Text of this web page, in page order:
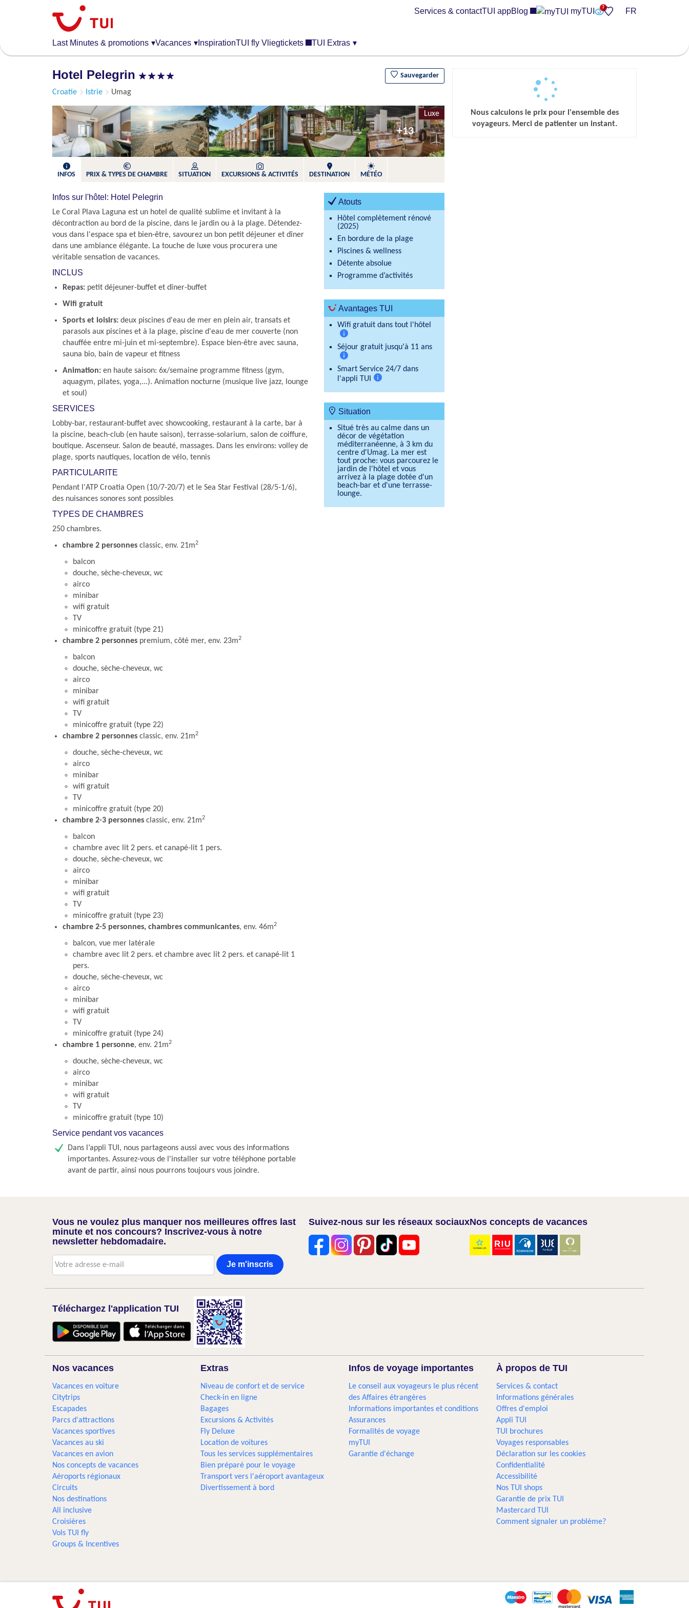
Last Minutes & promotions ▾Vacances ▾ InspirationTUI fly Vliegtickets TUI Extras ▾
Services & contactTUI appBlog myTUI FR
Hotel Pelegrin Sauvegarder
Croatie Istrie Umag
Luxe
+13
INFOS PRIX & TYPES DE CHAMBRE SITUATION EXCURSIONS & ACTIVITÉS​ DESTINATION MÉTÉO
Infos sur l'hôtel: Hotel Pelegrin
Le Coral Plava Laguna est un hotel de qualité sublime et invitant à la
décontraction au bord de la piscine, dans le jardin ou à la plage. Détendez-
vous dans l'espace spa et bien-être, savourez un bon petit déjeuner et dîner
dans une ambiance élégante. La touche de luxe vous procurera une
véritable sensation de vacances.
INCLUS
Repas: petit déjeuner-buffet et dîner-buffet
Wifi gratuit
Sports et loisirs: deux piscines d'eau de mer en plein air, transats et
parasols aux piscines et à la plage, piscine d'eau de mer couverte (non
chauffée entre mi-juin et mi-septembre). Espace bien-être avec sauna,
sauna bio, bain de vapeur et fitness
Animation: en haute saison: 6x/semaine programme fitness (gym,
aquagym, pilates, yoga,...). Animation nocturne (musique live jazz, lounge
et soul)
SERVICES
Lobby-bar, restaurant-buffet avec showcooking, restaurant à la carte, bar à
la piscine, beach-club (en haute saison), terrasse-solarium, salon de coiffure,
boutique. Ascenseur. Salon de beauté, massages. Dans les environs: volley de
plage, sports nautiques, location de vélo, tennis
PARTICULARITE
Pendant l'ATP Croatia Open (10/7-20/7) et le Sea Star Festival (28/5-1/6),
des nuisances sonores sont possibles
TYPES DE CHAMBRES
250 chambres.
chambre 2 personnes classic, env. 21m2
balcon
douche, sèche-cheveux, wc
airco
minibar
wifi gratuit
TV
minicoffre gratuit (type 21)
chambre 2 personnes premium, côté mer, env. 23m2
balcon
douche, sèche-cheveux, wc
airco
minibar
wifi gratuit
TV
minicoffre gratuit (type 22)
chambre 2 personnes classic, env. 21m2
douche, sèche-cheveux, wc
airco
minibar
wifi gratuit
TV
minicoffre gratuit (type 20)
chambre 2-3 personnes classic, env. 21m2
balcon
chambre avec lit 2 pers. et canapé-lit 1 pers.
douche, sèche-cheveux, wc
airco
minibar
wifi gratuit
TV
minicoffre gratuit (type 23)
chambre 2-5 personnes, chambres communicantes, env. 46m2
balcon, vue mer latérale
chambre avec lit 2 pers. et chambre avec lit 2 pers. et canapé-lit 1
pers.
douche, sèche-cheveux, wc
airco
minibar
wifi gratuit
TV
minicoffre gratuit (type 24)
chambre 1 personne, env. 21m2
douche, sèche-cheveux, wc
airco
minibar
wifi gratuit
TV
minicoffre gratuit (type 10)
Service pendant vos vacances
Dans l’appli TUI, nous partageons aussi avec vous des informations
importantes. Assurez-vous de l'installer sur votre téléphone portable
avant de partir, ainsi nous pourrons toujours vous joindre.
Atouts
Hôtel complètement rénové
(2025)
En bordure de la plage
Piscines & wellness
Détente absolue
Programme d’activités
Avantages TUI
Wifi gratuit dans tout l'hôtel
Plus
d'informations
Séjour gratuit jusqu'à 11 ans
Plus
d'informations
Smart Service 24/7 dans
l'appli TUI
Situation
Situé très au calme dans un
décor de végétation
méditerranéenne, à 3 km du
centre d'Umag. La mer est
tout proche: vous parcourez le
jardin de l'hôtel et vous
arrivez à la plage dotée d'un
beach-bar et d'une terrasse-
lounge.
Nous calculons le prix pour l'ensemble des
voyageurs. Merci de patienter un instant.
Vous ne voulez plus manquer nos meilleures offres last
minute et nos concours? Inscrivez-vous à notre
newsletter hebdomadaire.
Je m'inscris
Suivez-nous sur les réseaux sociauxNos concepts de vacances
Téléchargez l'application TUI
Nos vacances
Vacances en voiture
Citytrips
Escapades
Parcs d'attractions
Vacances sportives
Vacances au ski
Vacances en avion
Nos concepts de vacances
Aéroports régionaux
Circuits
Nos destinations
All inclusive
Croisières
Vols TUI fly
Groups & Incentives
Extras
Niveau de confort et de service
Check-in en ligne
Bagages
Excursions & Activités
Fly Deluxe
Location de voitures
Tous les services supplémentaires
Bien préparé pour le voyage
Transport vers l'aéroport avantageux
Divertissement à bord
Infos de voyage importantes
Le conseil aux voyageurs le plus récent
des Affaires étrangères
Informations importantes et conditions
Assurances
Formalités de voyage
myTUI
Garantie d'échange
À propos de TUI
Services & contact
Informations générales
Offres d'emploi
Appli TUI
TUI brochures
Voyages responsables
Déclaration sur les cookies
Confidentialité
Accessibilité
Nos TUI shops
Garantie de prix TUI
Mastercard TUI
Comment signaler un problème?